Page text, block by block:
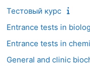
Тестовый курс
Entrance tests in
Entrance tests in
General and clinic